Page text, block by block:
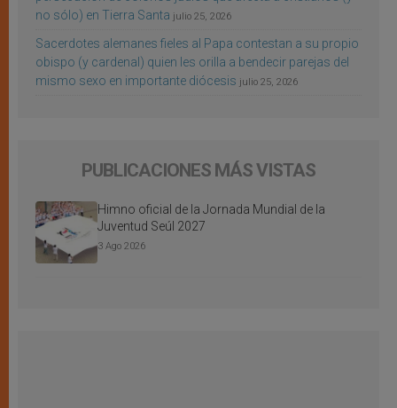
no sólo) en Tierra Santa julio 25, 2026
Sacerdotes alemanes fieles al Papa contestan a su propio
obispo (y cardenal) quien les orilla a bendecir parejas del
mismo sexo en importante diócesis julio 25, 2026
PUBLICACIONES MÁS VISTAS
Himno oficial de la Jornada Mundial de la
Juventud Seúl 2027
3 Ago 2026